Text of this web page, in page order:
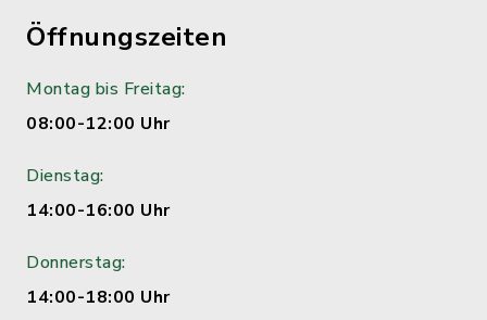
Öffnungszeiten
Montag bis Freitag:
08:00-12:00 Uhr
Dienstag:
14:00-16:00 Uhr
Donnerstag:
14:00-18:00 Uhr